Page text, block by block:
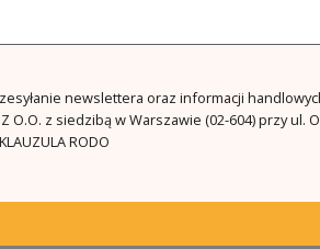
przy plaży
newslettera oraz informacji
Z O.O. z siedzibą w Warszawie (02-604) przy
KLAUZULA RODO